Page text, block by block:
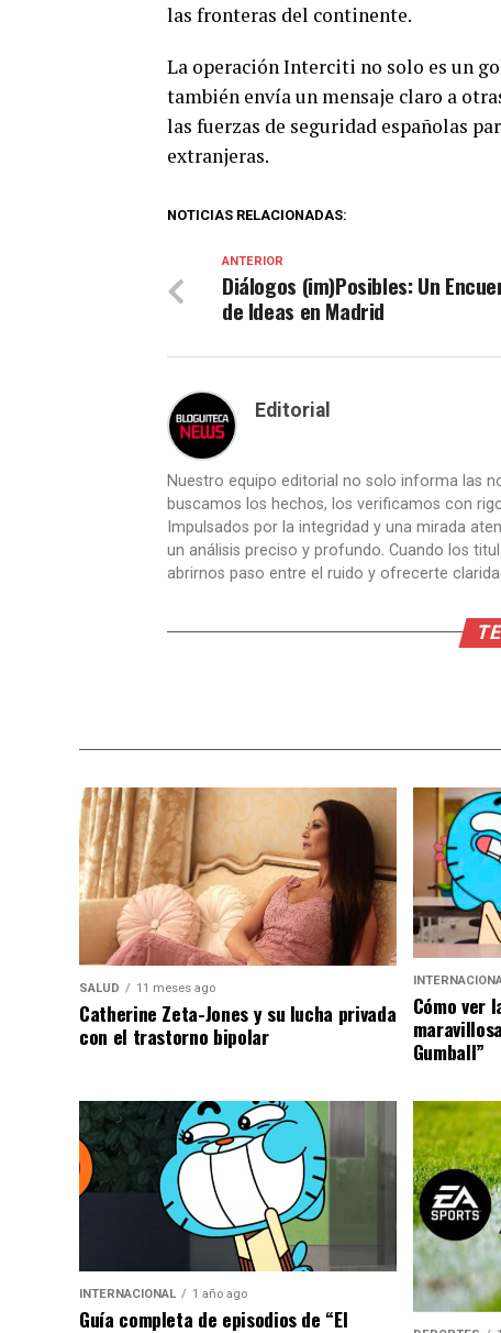
las fronteras del continente.
La operación Interciti no solo es un
también envía un mensaje claro a
las fuerzas de seguridad españolas
extranjeras.
NOTICIAS RELACIONADAS:
ANTERIOR
Diálogos (im)Posibles: Un
de Ideas en Madrid
Editorial
Nuestro equipo editorial no solo informa las
buscamos los hechos, los verificamos con
Impulsados por la integridad y una mirada
un análisis preciso y profundo. Cuando los
abrirnos paso entre el ruido y ofrecerte
SALUD 11 meses ago
Catherine Zeta-Jones y su lucha privada
con el trastorno bipolar
Cómo ver
Gumball”
INTERNACIONAL 1 año ago
Guía completa de episodios de “El